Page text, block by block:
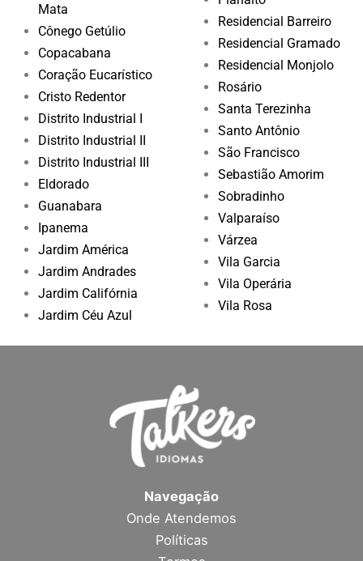
Mata
Cônego Getúlio
Copacabana
Coração Eucarístico
Cristo Redentor
Distrito Industrial I
Distrito Industrial II
Distrito Industrial III
Eldorado
Guanabara
Ipanema
Jardim América
Jardim Andrades
Jardim Califórnia
Jardim Céu Azul
Residencial Barreiro
Residencial Gramado
Residencial Monjolo
Rosário
Santa Terezinha
Santo Antônio
São Francisco
Sebastião Amorim
Sobradinho
Valparaíso
Várzea
Vila Garcia
Vila Operária
Vila Rosa
Navegação
Onde Atendemos
Políticas